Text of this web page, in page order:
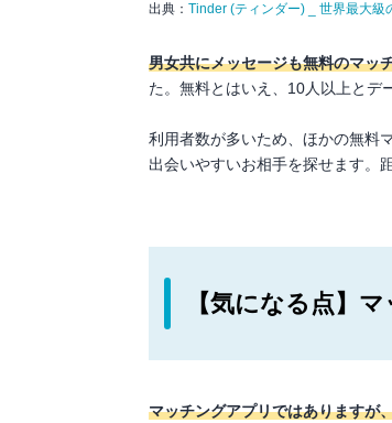
出典：Tinder (ティンダー) _ 世界最大級
男女共にメッセージも無料のマッ
た。無料とはいえ、10人以上とデ
利用者数が多いため、ほかの無料
出会いやすいお相手を探せます。
【気になる点】
マッチングアプリではありますが